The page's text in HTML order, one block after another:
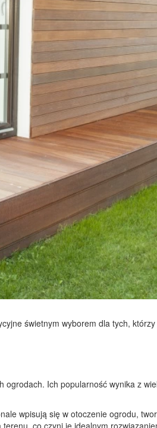
świetnym wyborem dla tych,
Ich popularność wynika z
wpisują się w otoczenie ogrodu,
co czyni je idealnym